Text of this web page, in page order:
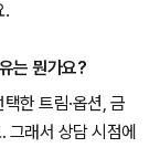
.
는 뭔가요?
한 트림·옵션, 금
그래서 상담 시점에